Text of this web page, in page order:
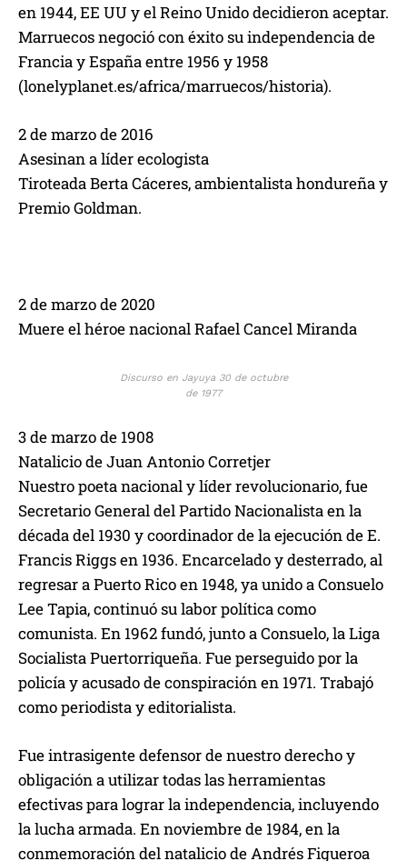
en 1944, EE UU y el Reino Unido decidieron aceptar.
Marruecos negoció con éxito su independencia de
Francia y España entre 1956 y 1958
(lonelyplanet.es/africa/marruecos/historia).
2 de marzo de 2016
Asesinan a líder ecologista
Tiroteada Berta Cáceres, ambientalista hondureña y
Premio Goldman.
2 de marzo de 2020
Muere el héroe nacional Rafael Cancel Miranda
Discurso en Jayuya 30 de octubre
de 1977
3 de marzo de 1908
Natalicio de Juan Antonio Corretjer
Nuestro poeta nacional y líder revolucionario, fue
Secretario General del Partido Nacionalista en la
década del 1930 y coordinador de la ejecución de E.
Francis Riggs en 1936. Encarcelado y desterrado, al
regresar a Puerto Rico en 1948, ya unido a Consuelo
Lee Tapia, continuó su labor política como
comunista. En 1962 fundó, junto a Consuelo, la Liga
Socialista Puertorriqueña. Fue perseguido por la
policía y acusado de conspiración en 1971. Trabajó
como periodista y editorialista.
Fue intrasigente defensor de nuestro derecho y
obligación a utilizar todas las herramientas
efectivas para lograr la independencia, incluyendo
la lucha armada. En noviembre de 1984, en la
conmemoración del natalicio de Andrés Figueroa